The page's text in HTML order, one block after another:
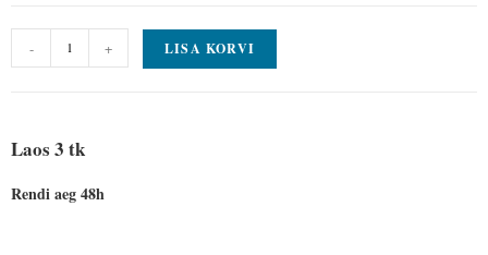
- + LISA KORVI
Laos 3 tk
Rendi aeg 48h